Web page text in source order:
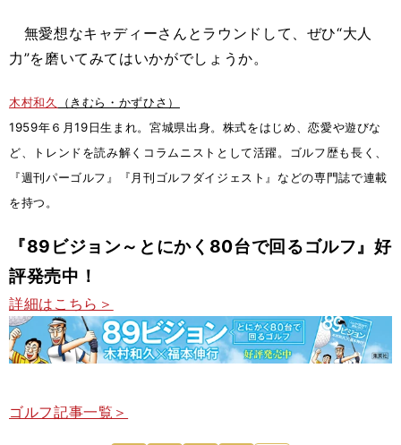
無愛想なキャディーさんとラウンドして、ぜひ“大人
力”を磨いてみてはいかがでしょうか。
木村和久
（きむら・かずひさ）
1959年６月19日生まれ。宮城県出身。株式をはじめ、恋愛や遊びな
ど、トレンドを読み解くコラムニストとして活躍。ゴルフ歴も長く、
『週刊パーゴルフ』『月刊ゴルフダイジェスト』などの専門誌で連載
を持つ。
『89ビジョン～とにかく80台で回るゴルフ』好
評発売中！
詳細はこちら＞
ゴルフ記事一覧＞